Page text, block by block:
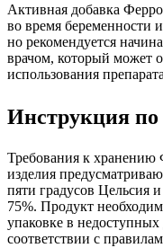
Активная добавка
во время беременности
но рекомендуется
врачом, который может
использования
Инструкция
Требования к хранению
изделия
пяти градусов Цельсия
75%. Продукт
упаковке в
соответствии с